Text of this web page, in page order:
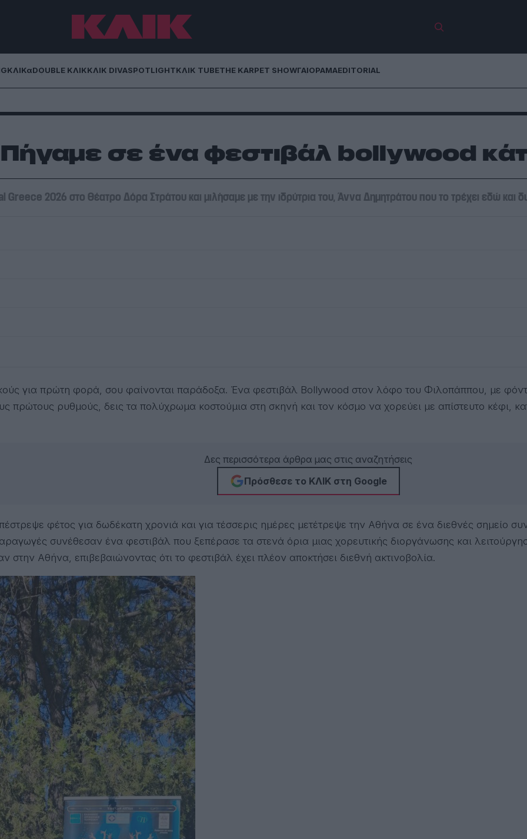
ΚΛΙΚαDOUBLE ΚΛΙΚΚΛΙΚ DIVASPOTLIGHTΚΛΙΚ TUBETHE KARPET SHOWΓΑΙΟΡΑΜΑEDITORIAL
σε ένα φεστιβάλ bollywood
2026 στο θέατρο Δόρα Στράτου και μιλήσαμε με την ιδρύτρια του, Άννα Δημητράτου που το τρέχει εδώ και
πρώτους ρυθμούς, δεις τα πολύχρωμα κοστούμια στη σκηνή και τον κόσμο να χορεύει με απίστευτο κέφι,
Δες περισσότερα άρθρα μας στις αναζητήσεις
Πρόσθεσε το ΚΛΙΚ στη Google
φέτος για δωδέκατη χρονιά και για τέσσερις ημέρες μετέτρεψε την Αθήνα σε ένα διεθνές σημείο
συνέθεσαν ένα φεστιβάλ που ξεπέρασε τα στενά όρια μιας χορευτικής διοργάνωσης και
Αθήνα, επιβεβαιώνοντας ότι το φεστιβάλ έχει πλέον αποκτήσει διεθνή ακτινοβολία.